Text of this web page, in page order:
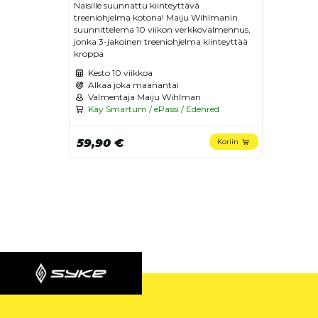
Naisille suunnattu kiinteyttävä
treeniohjelma kotona! Maiju Wihlmanin
suunnittelema 10 viikon verkkovalmennus,
jonka 3-jakoinen treeniohjelma kiinteyttää
kroppa
Kesto 10 viikkoa
Alkaa joka maanantai
Valmentaja Maiju Wihlman
Käy Smartum / ePassi / Edenred
59,90 € Koriin